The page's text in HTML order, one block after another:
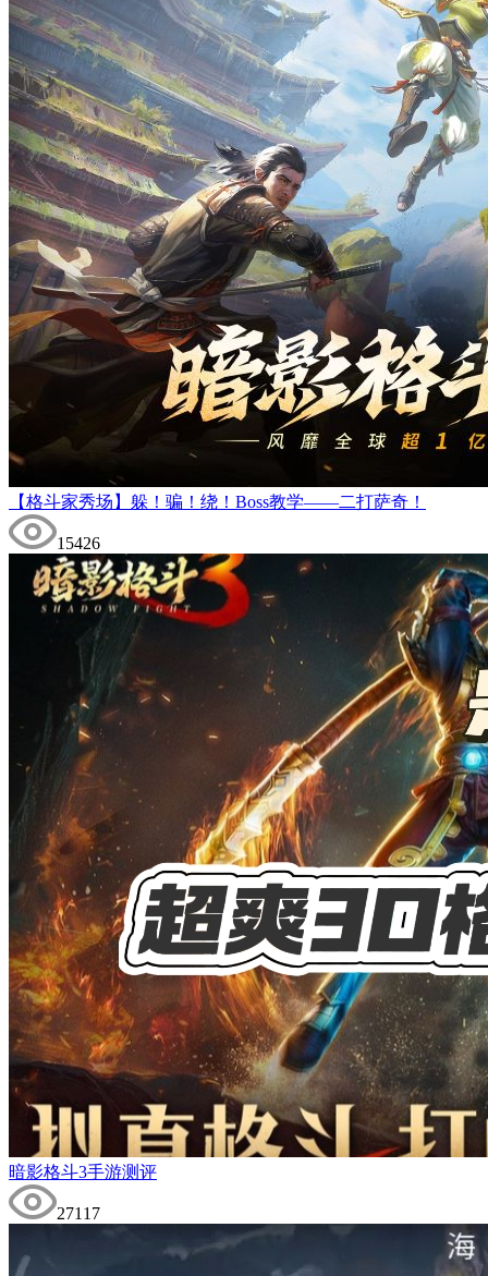
【格斗家秀场】躲！骗！绕！Boss教学——二打萨奇！
15426
暗影格斗3手游测评
27117